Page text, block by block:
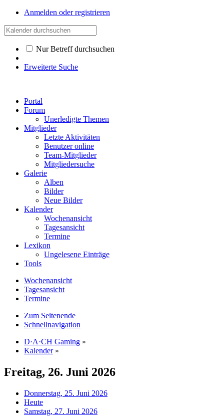
Anmelden oder registrieren
Nur Betreff durchsuchen
Erweiterte Suche
Portal
Forum
Unerledigte Themen
Mitglieder
Letzte Aktivitäten
Benutzer online
Team-Mitglieder
Mitgliedersuche
Galerie
Alben
Bilder
Neue Bilder
Kalender
Wochenansicht
Tagesansicht
Termine
Lexikon
Ungelesene Einträge
Tools
Wochenansicht
Tagesansicht
Termine
Zum Seitenende
Schnellnavigation
D·A·CH Gaming »
Kalender »
Freitag, 26. Juni 2026
Donnerstag, 25. Juni 2026
Heute
Samstag, 27. Juni 2026